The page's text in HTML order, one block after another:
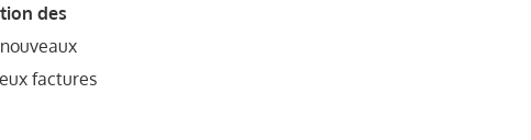
des
factures